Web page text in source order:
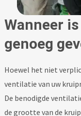
Wanneer
genoeg
Hoewel het niet
ventilatie van uw
De benodigde
de grootte van de